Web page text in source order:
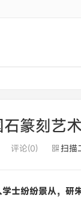
篆刻艺
评论(0) 扫描
士纷纷景从，研